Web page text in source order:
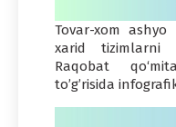
Tovar-xom
xarid tizimlarni
Raqobat
to’g’risida